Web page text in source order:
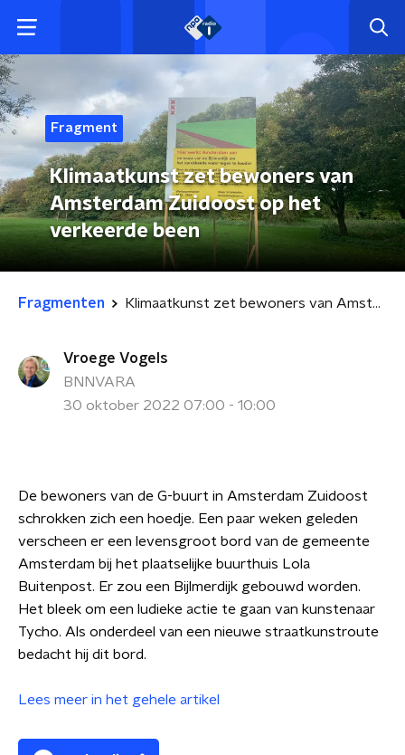
Fragment
Klimaatkunst zet bewoners van
Amsterdam Zuidoost op het
verkeerde been
Fragmenten Klimaatkunst zet bewoners van Amsterdam Zuidoost op het verkeerde been
Vroege Vogels
BNNVARA
30 oktober 2022 07:00 - 10:00
De bewoners van de G-buurt in Amsterdam Zuidoost
schrokken zich een hoedje. Een paar weken geleden
verscheen er een levensgroot bord van de gemeente
Amsterdam bij het plaatselijke buurthuis Lola
Buitenpost. Er zou een Bijlmerdijk gebouwd worden.
Het bleek om een ludieke actie te gaan van kunstenaar
Tycho. Als onderdeel van een nieuwe straatkunstroute
bedacht hij dit bord.
Lees meer in het gehele artikel